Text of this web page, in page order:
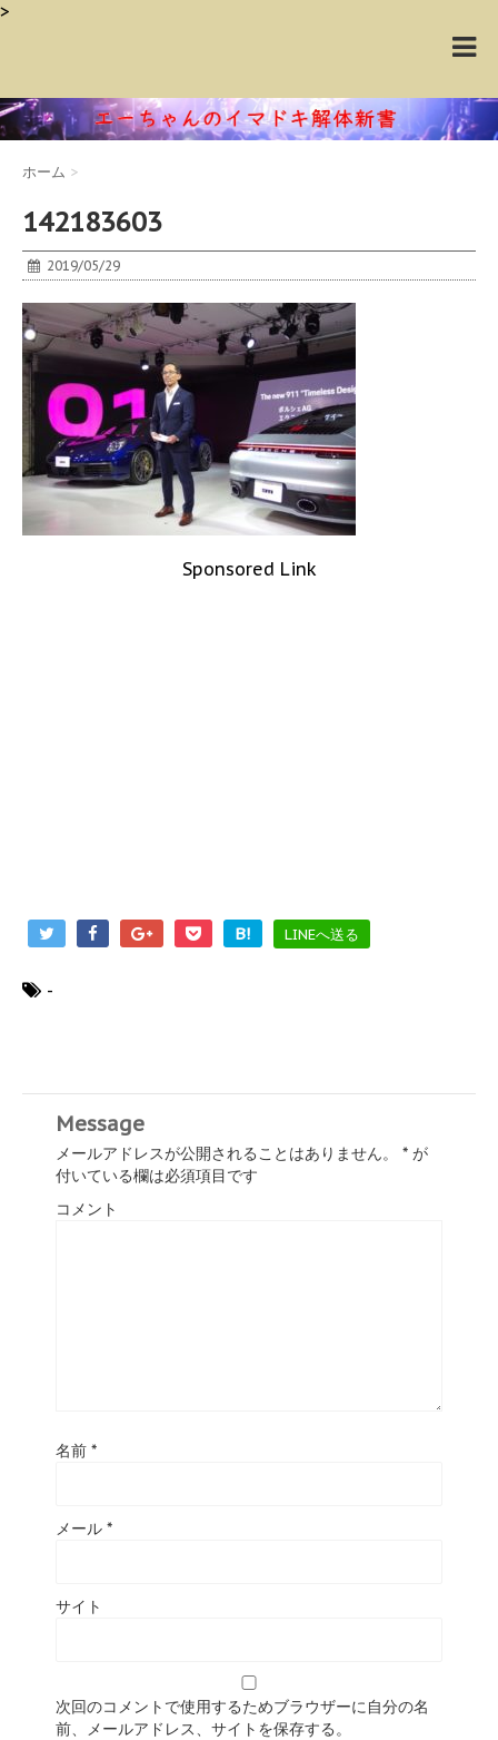
>
ホーム >
142183603
2019/05/29
Sponsored Link
B! LINEへ送る
-
Message
メールアドレスが公開されることはありません。 * が
付いている欄は必須項目です
コメント
名前 *
メール *
サイト
次回のコメントで使用するためブラウザーに自分の名
前、メールアドレス、サイトを保存する。